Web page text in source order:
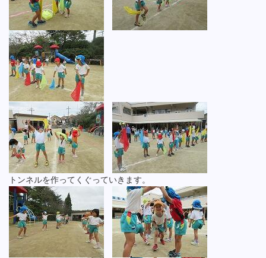
トンネルを作ってくぐっていきます。